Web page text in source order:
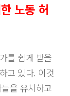
노동 허
를 쉽게 받을
고 있다. 이것
을 유치하고